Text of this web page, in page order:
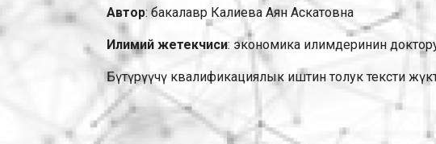
Автор: бакалавр Калиева Аян Аскатовна
Илимий жетекчиси: экономика илимдеринин
Бүтүрүүчү квалификациялык иштин толук тексти